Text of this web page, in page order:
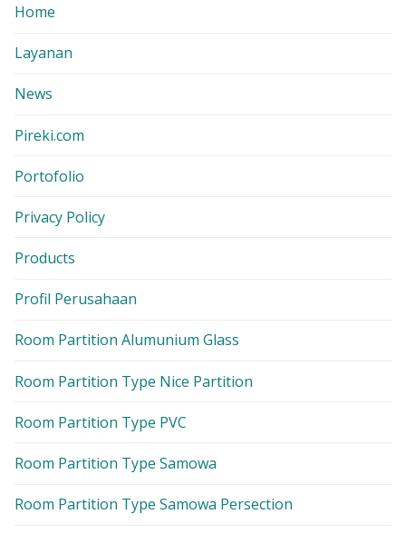
Home
Layanan
News
Pireki.com
Portofolio
Privacy Policy
Products
Profil Perusahaan
Room Partition Alumunium Glass
Room Partition Type Nice Partition
Room Partition Type PVC
Room Partition Type Samowa
Room Partition Type Samowa Persection